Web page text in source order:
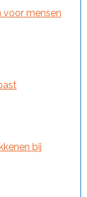
voor mensen
bij